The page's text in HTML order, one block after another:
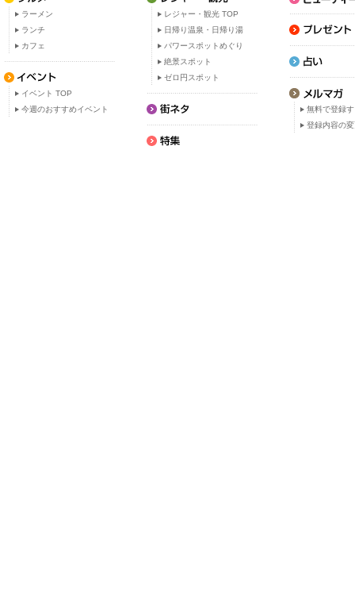
ラーメン
ランチ
カフェ
イベント TOP
今週のおすすめイベント
レジャー・観光 TOP
日帰り温泉・日帰り湯
パワースポットめぐり
絶景スポット
ゼロ円スポット
無料で登録
登録内容の